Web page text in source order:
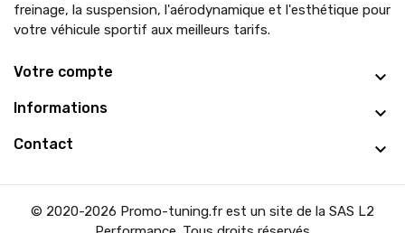
freinage, la suspension, l'aérodynamique et l'esthétique pour
votre véhicule sportif aux meilleurs tarifs.
Votre compte
Informations
Contact
© 2020-2026 Promo-tuning.fr est un site de la SAS L2